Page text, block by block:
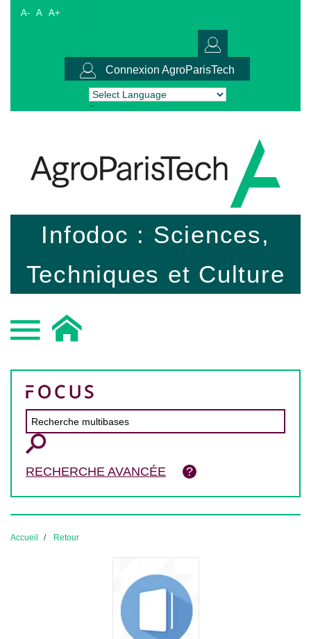
A- A A+
Connexion AgroParisTech
Powered by Translate
Infodoc : Sciences,
Techniques et Culture
RECHERCHE AVANCÉE
Accueil Retour